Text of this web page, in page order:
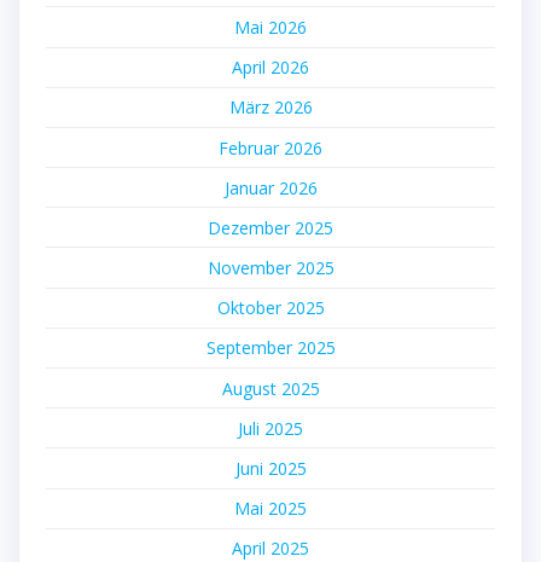
Mai 2026
April 2026
März 2026
Februar 2026
Januar 2026
Dezember 2025
November 2025
Oktober 2025
September 2025
August 2025
Juli 2025
Juni 2025
Mai 2025
April 2025